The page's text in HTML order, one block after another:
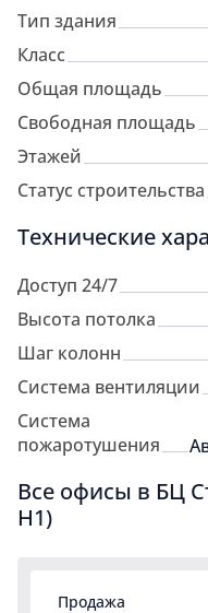
Тип здания
Класс
Общая площадь
Свободная площадь
Этажей
Статус строительства
Технические
Доступ 24/7
Высота потолка
Шаг колонн
Система вентиляции
Система
пожаротушения
Все офисы в БЦ
H1)
Продажа